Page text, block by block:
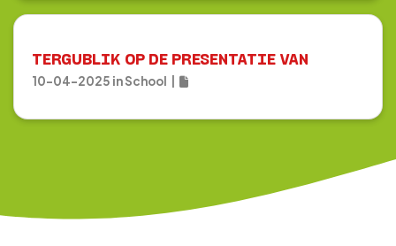
TERGUBLIK OP DE PRESENTATIE VAN
10-04-2025 inSchool